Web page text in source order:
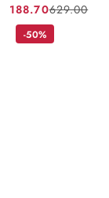
Cena
promocyjna:
188.70
Cena
przed
629.00
-50%